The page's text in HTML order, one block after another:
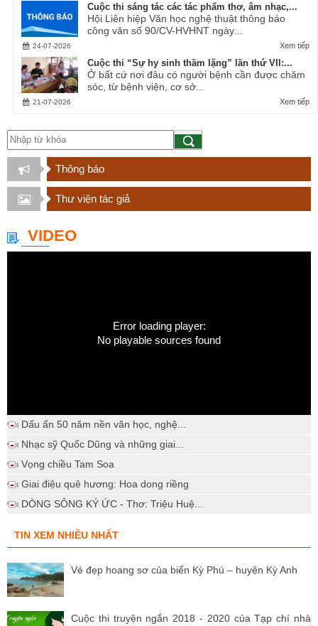
Cuộc thi sáng tác các tác phẩm thơ, âm nhạc,...
Hội Liên hiệp Văn học nghệ thuật thông báo
công văn số 90/CV-HVHNT ngày...
Xem tiếp
24-07-2026
Cuộc thi “Sự hy sinh thầm lặng” lần thứ VII:...
Ở bất cứ nơi đâu có người bệnh cần được chăm
sóc, từ bệnh viện, cơ sở...
Xem tiếp
21-07-2026
Thông báo
Thư viện tác giả
VIDEO
Error loading player:
No playable sources found
Dấu ấn 50 năm nền văn học, nghệ...
Nhạc sỹ Quốc Dũng và những giai...
Vọng chiều Tam Soa
Giai điệu quê hương: Hoa dong riềng
DÒNG SÔNG KÝ ỨC - Thơ: Triệu Huệ...
TIN XEM NHIỀU NHẤT
Vẻ đẹp hoang sơ của biển Kỳ Phú – huyện Kỳ Anh
Cuộc thi truyện ngắn 2018 - 2020 của Tạp chí nhà